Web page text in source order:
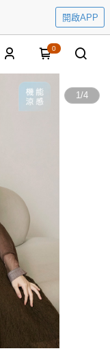
開啟APP
0
1/4